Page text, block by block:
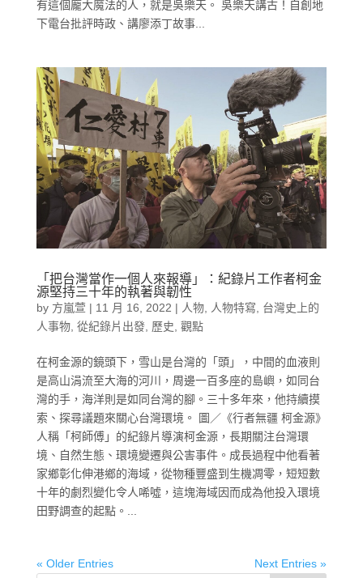
有這個龐大魔法的人，就是吳樂天。 吳樂天講古！自創地
下電台批評時政、講廖添丁故事...
「把台灣當作一個人來報導」：紀錄片工作者柯金
源堅持三十年的執著與韌性
by 方嵐萱 | 11 月 16, 2022 | 人物, 人物特寫
台灣史上的
人事物, 從紀錄片出發, 歷史 觀點
在柯金源的鏡頭下，雪山是台灣的「頭」，中間的血液則
是高山涓流至大海的河川，周邊一百多座的島嶼，如同台
灣的手，海洋則是如同台灣的腳。三十多年來，他持續摸
索、探尋議題來關心台灣環境。 圖／《行者無疆 柯金源》
人稱「柯師傅」的紀錄片導演柯金源，長期關注台灣環
境、自然生態、環境變遷與公害事件。成長過程中他看著
家鄉彰化伸港鄉的海域，從物種豐盛到生機凋零，短短數
十年的劇烈變化令人唏噓，這塊海域因而成為他投入環境
田野調查的起點。...
« Older Entries Next Entries »